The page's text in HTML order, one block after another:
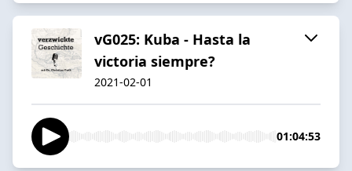
vG025: Kuba - Hasta la
victoria siempre?
2021-02-01
01:04:53